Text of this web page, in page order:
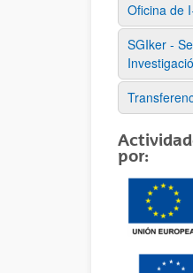
Oficina de
SGIker -
por: